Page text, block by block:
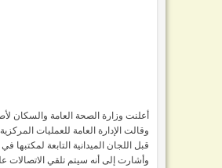
أعلنت وزارة الصحة العامة والسكان لأصحاب وملاك
وقالت الإدارة العامة للعمليات
قبل اللجان الميدانية التابعة لمكتبها
وأشارت إلى أنه سيتم تلقي الاتصالات